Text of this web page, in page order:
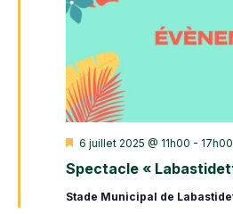
Spectacle «
Mis
avant
6 juillet 2025 @ 11h00 - 17h00
Stade Municipal de